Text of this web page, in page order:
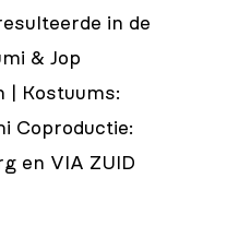
in de
& Jop
| Kostuums:
Coproductie:
en VIA ZUID